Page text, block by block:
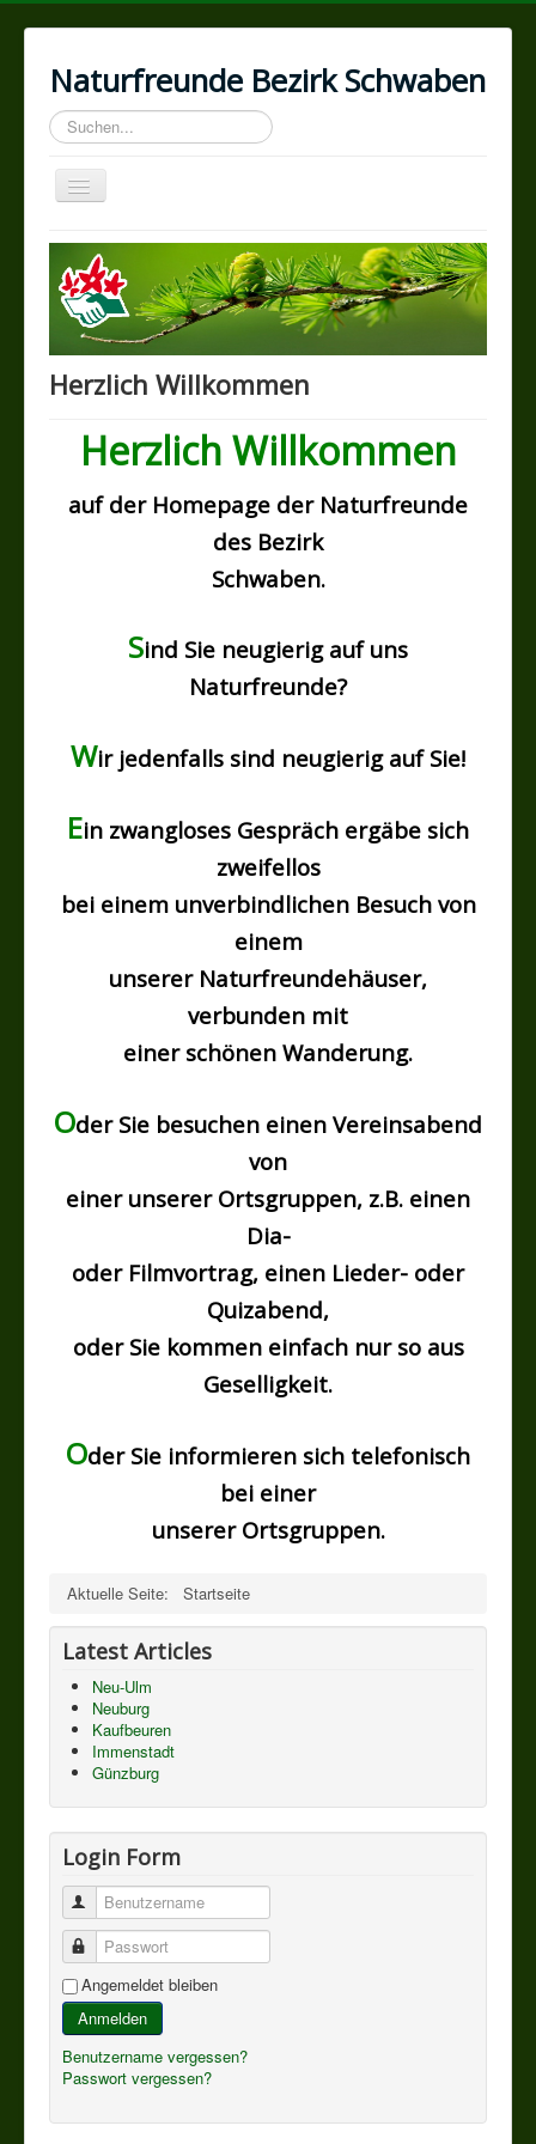
Naturfreunde Bezirk Schwaben
Suchen...
Toggle
Navigation
Home
Wir über uns
Geschichte
Ortsgruppen
Herzlich Willkommen
Herzlich Willkommen
auf der Homepage der Naturfreunde
des Bezirk
Schwaben.
Sind Sie neugierig auf uns
Naturfreunde?
Wir jedenfalls sind neugierig auf Sie!
Ein zwangloses Gespräch ergäbe sich
zweifellos
bei einem unverbindlichen Besuch von
einem
unserer Naturfreundehäuser,
verbunden mit
einer schönen Wanderung.
Oder Sie besuchen einen Vereinsabend
von
einer unserer Ortsgruppen, z.B. einen
Dia-
oder Filmvortrag, einen Lieder- oder
Quizabend,
oder Sie kommen einfach nur so aus
Geselligkeit.
Oder Sie informieren sich telefonisch
bei einer
unserer Ortsgruppen.
Aktuelle Seite: Startseite
Latest Articles
Neu-Ulm
Neuburg
Kaufbeuren
Immenstadt
Günzburg
Login Form
Benutzername
Passwort
Angemeldet bleiben
Anmelden
Benutzername vergessen?
Passwort vergessen?